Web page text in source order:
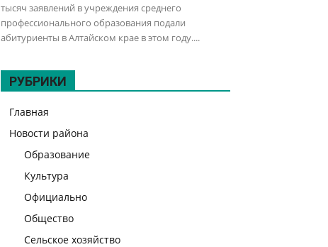
тысяч заявлений в учреждения среднего
профессионального образования подали
абитуриенты в Алтайском крае в этом году....
РУБРИКИ
Главная
Новости района
Образование
Культура
Официально
Общество
Сельское хозяйство